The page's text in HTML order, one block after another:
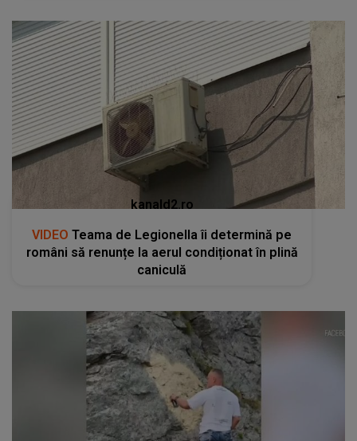
kanald2.ro
VIDEO Teama de Legionella îi determină pe
români să renunțe la aerul condiționat în plină
caniculă